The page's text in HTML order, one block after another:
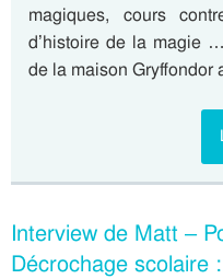
magiques, cours
d’histoire de la magie
de la maison
Interview de Matt –
Décrochage scolaire